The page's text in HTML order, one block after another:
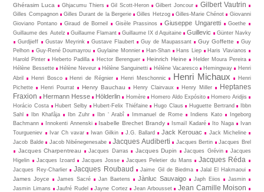
Ghérasim Luca Ghjacumu Thiers Gil Scott-Heron Gilbert Joncour Gilbert Vautrin
Gilles Compagnon Gilles Durant de la Bergerie Gilles Hetzog Gilles-Marie Chénot
Giovanni
Gioviano Pontano
Giraud de Borneil Gisèle Prassinos Giuseppe Ungaretti
Goethe
Guillaume des Autelz
Guillaume Flamant Guillaume IX d Aquitaine Guillevic
Günter Navky
Gurdjieff
Gustav Meyrink Gustave Flaubert Guy de Maupassant Guy Goffette
Guy
Pelhon
Guy-René Dou­may­rou Guylaine Monnier Han-Shan Hans Liep
Haris Vlavianos
Harold Pinter
Heberto Padilla Hector Berenguer Heinrich Heine
Helder Moura Pereira
Hélène Bessette
Hélène Neveur Hélène Sanguinetti Hélène Vacaresco Hemingway
Henri
Abril
Henri Bosco Henri de Régnier Henri Meschonnic Henri Michaux
Henri
Pichette
Henri Pourrat Henry Bauchau Henry Clairvaux Henry Miller
Heptanes
Fraxion
Hermann Hesse Hölderlin Homère Homero Aldo Expósito
Homero Aridjis
Horácio Costa
Hubert Selby Hubert-Felix Thiéfaine Hugo Claus Huguette Bertrand
Ibbn
Sahl
Ibn Khafâja Ibn Zuhr Ibn ‘ Arabî Immanuel de Rome Indiens Kato
Ingeborg
Bachmann
Innokenti Annenski Isabelle Brechet Brandy Ismaïl Kadaré Ito Naga
Ivan
Tourgueniev
Ivar Ch vavar Iwan Gilkin J.G. Ballard Jack Kerouac
Jack Micheline
Jacob Balde
Jacob Nibénegenesabe Jacques Audiberti Jacques Bertin Jacques Brel
Jacques Charpentreau Jacques Darras Jacques Dupin Jacques Grévin
Jacques
Higelin
Jacques Izoard Jacques Josse Jacques Peletier du Mans Jacques Réda
Jacques Rey-Charlier Jacques Roubaud Jaime Gil de Biedma Jalal El Hakmaoui
James Joyce James Sacré Jan Baetens Jànluc Sauvaigo Japh Eiios
Jasmin
Jasmin Limans
Jaufré Rudel Jayne Cortez Jean Arbousset Jean Camille Moison